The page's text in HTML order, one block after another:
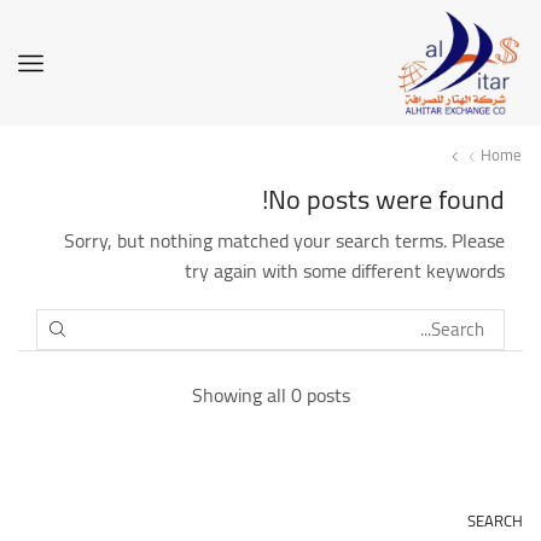
Home
No posts were found!
Sorry, but nothing matched your search terms. Please
try again with some different keywords
SEARCH
Showing all 0 posts
SEARCH